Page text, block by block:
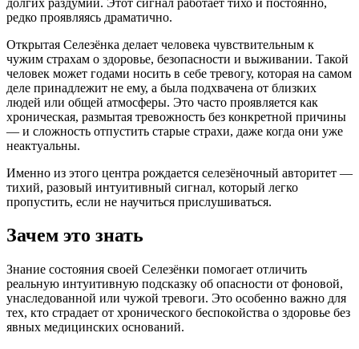
редко проявляясь драматично.
Открытая Селезёнка делает человека чувствительным к
чужим страхам о здоровье, безопасности и выживании. Такой
человек может годами носить в себе тревогу, которая на самом
деле принадлежит не ему, а была подхвачена от близких
людей или общей атмосферы. Это часто проявляется как
хроническая, размытая тревожность без конкретной причины
— и сложность отпустить старые страхи, даже когда они уже
неактуальны.
Именно из этого центра рождается селезёночный авторитет —
тихий, разовый интуитивный сигнал, который легко
пропустить, если не научиться прислушиваться.
Зачем это знать
Знание состояния своей Селезёнки помогает отличить
реальную интуитивную подсказку об опасности от фоновой,
унаследованной или чужой тревоги. Это особенно важно для
тех, кто страдает от хронического беспокойства о здоровье без
явных медицинских оснований.